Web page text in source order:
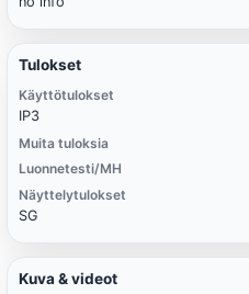
Tulokset
Käyttötulokset
IP3
Muita tuloksia
Luonnetesti/MH
Näyttelytulokset
SG
Kuva & videot